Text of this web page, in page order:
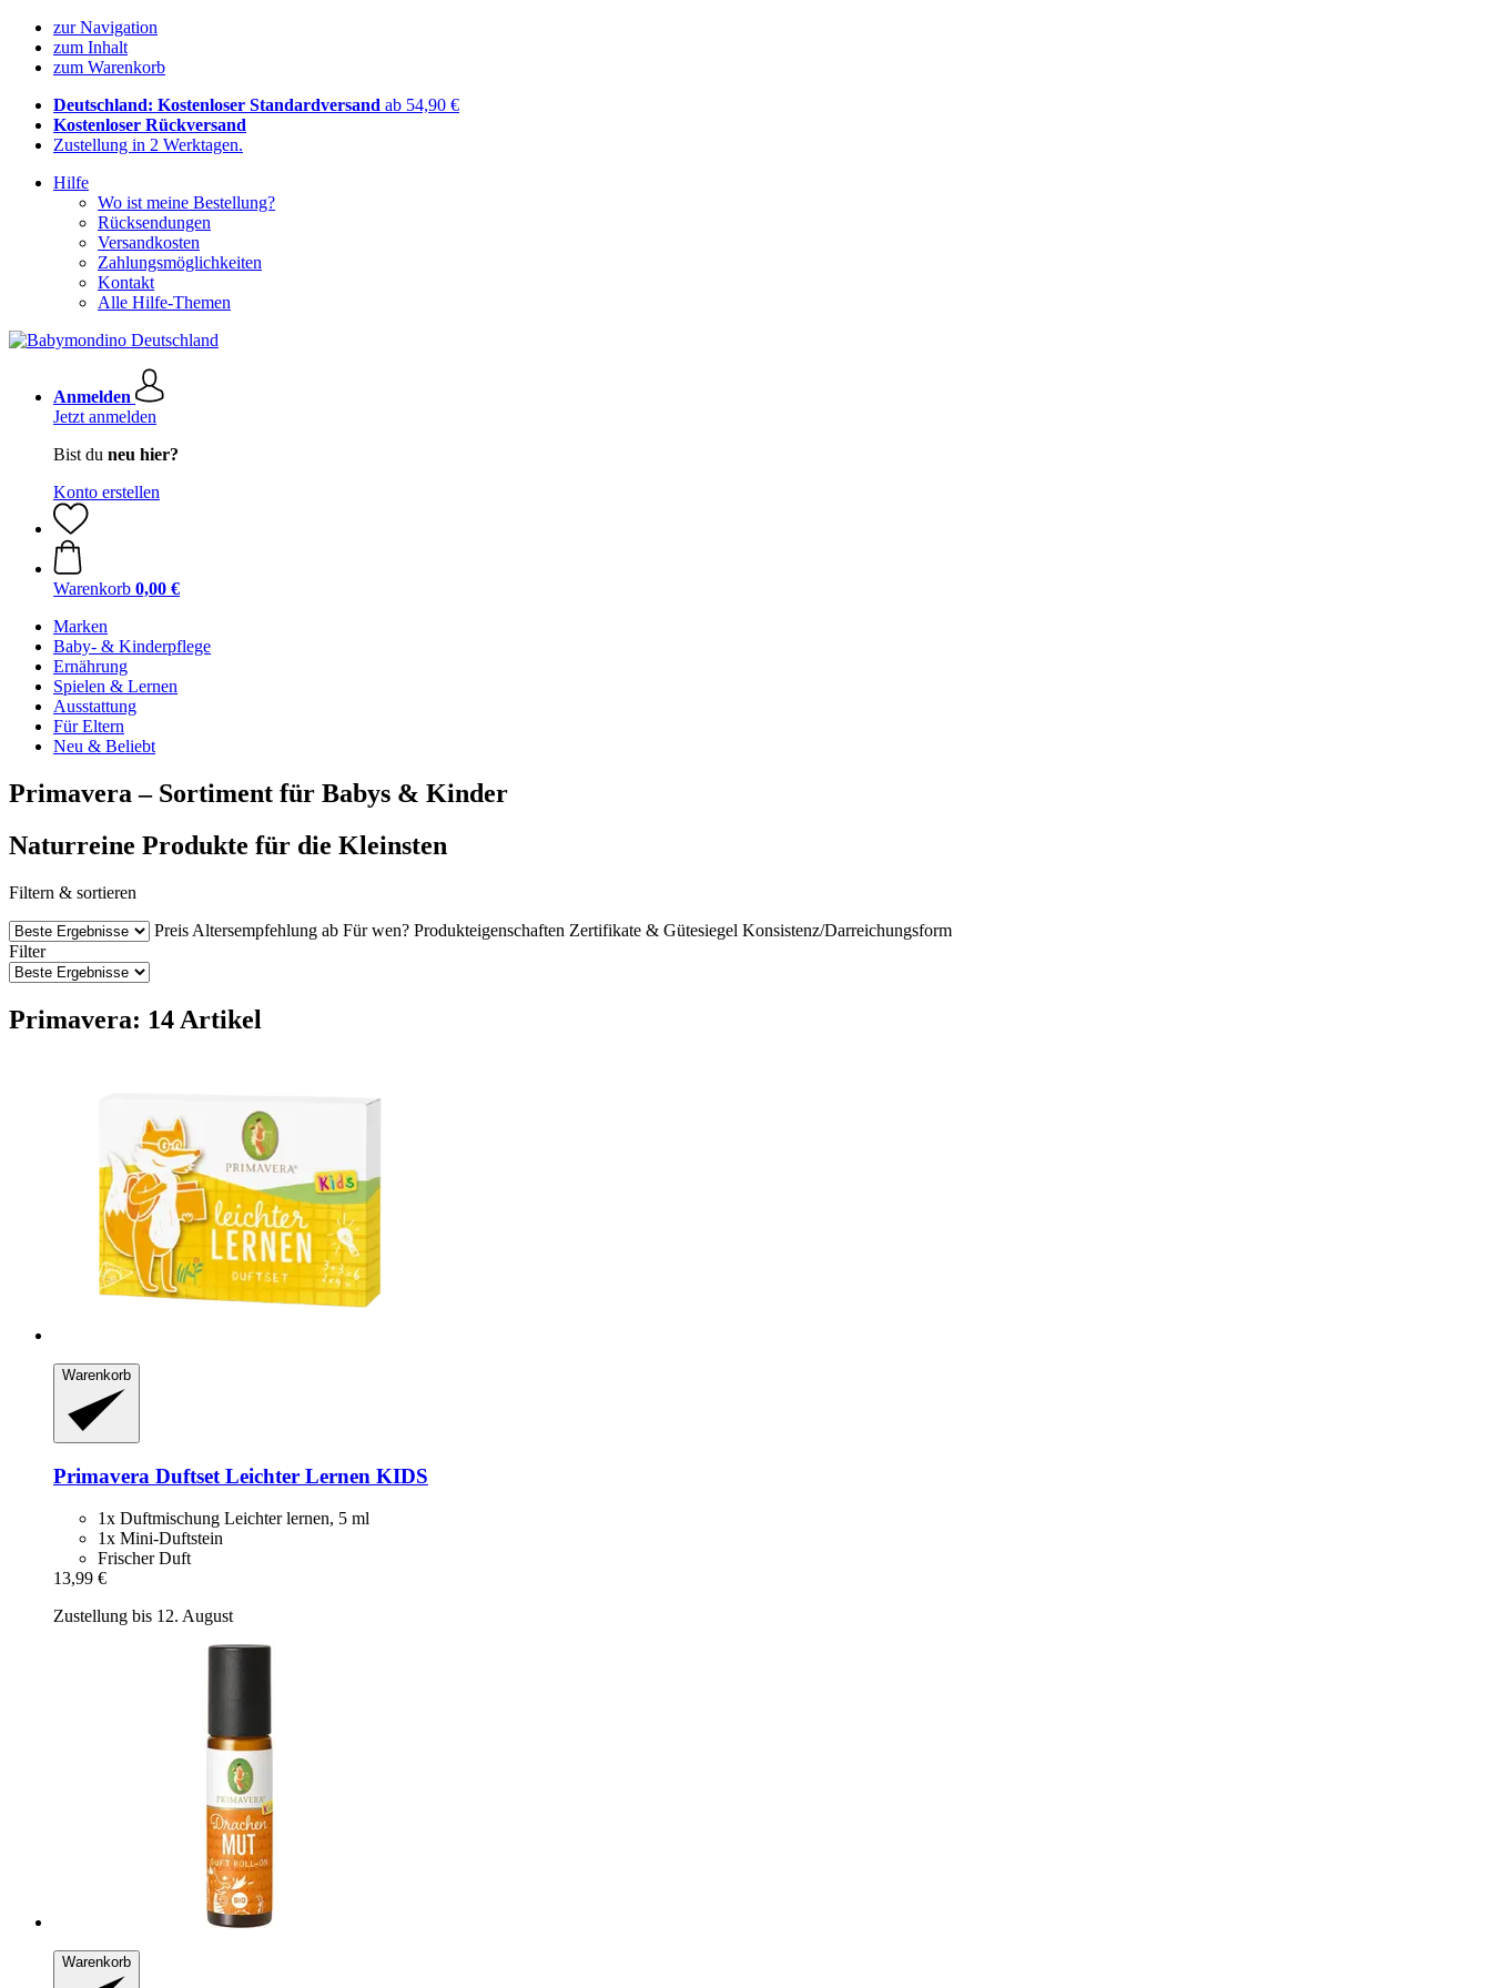
zur Navigation
zum Inhalt
zum Warenkorb
Deutschland: Kostenloser Standardversand ab 54,90 €
Kostenloser Rückversand
Zustellung in 2 Werktagen.
Hilfe
Wo ist meine Bestellung?
Rücksendungen
Versandkosten
Zahlungsmöglichkeiten
Kontakt
Alle Hilfe-Themen
Anmelden
Jetzt anmelden
Bist du neu hier?
Konto erstellen
Warenkorb 0,00 €
Marken
Baby- & Kinderpflege
Ernährung
Spielen & Lernen
Ausstattung
Für Eltern
Neu & Beliebt
Primavera – Sortiment für Babys & Kinder
Naturreine Produkte für die Kleinsten
Filtern & sortieren
Preis Altersempfehlung ab Für wen? Produkteigenschaften Zertifikate & Gütesiegel Konsistenz/Darreichungsform
Filter
Primavera: 14 Artikel
Warenkorb
Primavera Duftset Leichter Lernen KIDS
1x Duftmischung Leichter lernen, 5 ml
1x Mini-Duftstein
Frischer Duft
13,99 €
Zustellung bis 12. August
Warenkorb